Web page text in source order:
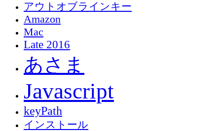
アウトオブラインキー
Amazon
Mac
Late 2016
あさま
Javascript
keyPath
インストール